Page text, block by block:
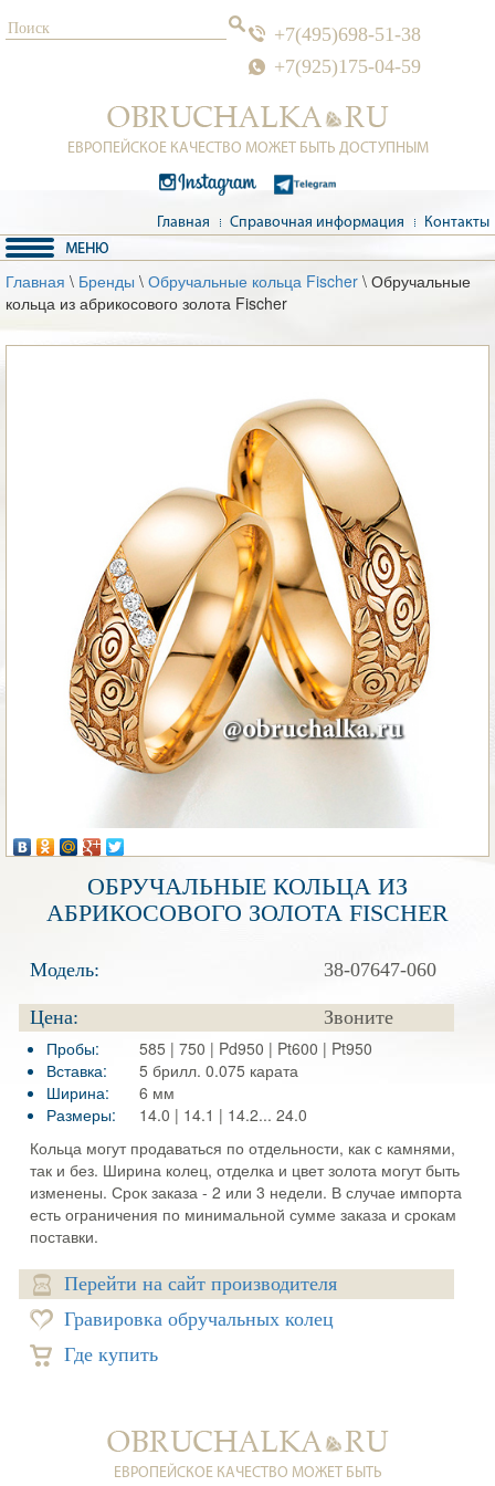
+7(495)698-51-38
+7(925)175-04-59
ЕВРОПЕЙСКОЕ КАЧЕСТВО МОЖЕТ БЫТЬ ДОСТУПНЫМ
Главная Справочная информация Контакты
Главная \ Бренды \ Обручальные кольца Fischer \ Обручальные
кольца из абрикосового золота Fischer
ОБРУЧАЛЬНЫЕ КОЛЬЦА ИЗ
АБРИКОСОВОГО ЗОЛОТА FISCHER
Модель: 38-07647-060
Цена:
Звоните
Пробы:
585 | 750 | Pd950 | Pt600 | Pt950
Вставка:
5 брилл. 0.075 карата
Ширина:
6 мм
Размеры:
14.0 | 14.1 | 14.2... 24.0
Кольца могут продаваться по отдельности, как с камнями,
так и без. Ширина колец, отделка и цвет золота могут быть
изменены. Срок заказа - 2 или 3 недели. В случае импорта
есть ограничения по минимальной сумме заказа и срокам
поставки.
Перейти на сайт производителя
Гравировка обручальных колец
Где купить
ЕВРОПЕЙСКОЕ КАЧЕСТВО МОЖЕТ БЫТЬ